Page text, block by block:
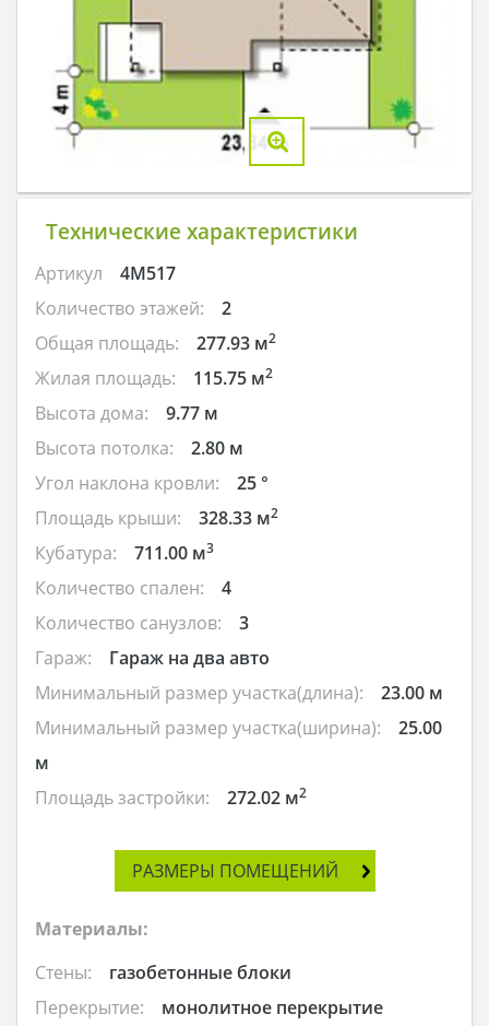
Технические характеристики
Артикул
4M517
Количество этажей:
2
Общая площадь:
277.93 м2
Жилая площадь: 115.75 м2
Высота дома:
9.77 м
Высота потолка:
2.80 м
Угол наклона кровли:
25 °
Площадь крыши:
328.33 м2
Кубатура: 711.00 м3
Количество спален:
4
Количество санузлов:
3
Гараж:
Гараж на два авто
Минимальный размер участка(длина):
23.00 м
Минимальный размер участка(ширина):
25.00
м
Площадь застройки:
272.02 м2
РАЗМЕРЫ ПОМЕЩЕНИЙ
Материалы:
Стены:
газобетонные блоки
Перекрытие:
монолитное перекрытие